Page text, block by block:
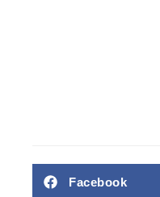
Facebook